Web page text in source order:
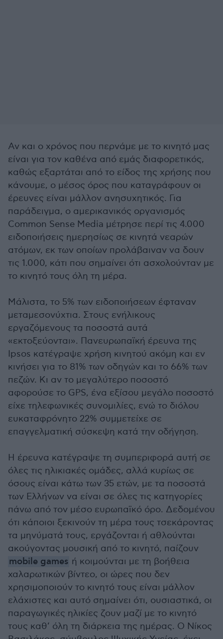
Αν και ο χρόνος που περνάμε με το κινητό μας
είναι για τον καθένα από εμάς διαφορετικός,
καθώς εξαρτάται από το είδος της χρήσης που
κάνουμε, ο μέσος όρος που καταγράφουν οι
έρευνες είναι μάλλον ανησυχητικός. Για
παράδειγμα, ο αμερικανικός οργανισμός
Common Sense Media μέτρησε περί τις 4.000
ειδοποιήσεις ημερησίως σε κινητά νεαρών
ατόμων, εκ των οποίων προλάβαιναν να δουν
τις 1.000, κάτι που σημαίνει ότι ασχολούνταν με
το κινητό τους όλη τη μέρα.
Μάλιστα, το 5% των ειδοποιήσεων έφταναν
μεταμεσονύχτια. Στους ενήλικους
εργαζόμενους τα ποσοστά αυτά
«εκτοξεύονται». Πανευρωπαϊκή έρευνα της
Ipsos κατέγραψε χρήση κινητού ακόμη και εν
κινήσει για το 81% των οδηγών και το 66% των
πεζών. Κι αν το μεγαλύτερο ποσοστό
αφορούσε το GPS, ένα εξίσου μεγάλο ποσοστό
είχε τηλεφωνικές συνομιλίες, ενώ το διόλου
ευκαταφρόνητο 22% συμμετείχε σε
επαγγελματική σύσκεψη κατά την οδήγηση.
Η έρευνα κατέγραψε τη συμπεριφορά αυτή σε
όλες τις ηλικιακές ομάδες, αλλά κυρίως σε
όσους είναι κάτω των 35 ετών, με τα ποσοστά
των Ελλήνων να είναι σε όλες τις κατηγορίες
πάνω από τον μέσο ευρωπαϊκό όρο. Δεδομένου
ότι κάποιοι ξεκινούν τη μέρα τους τσεκάροντας
τα μηνύματά τους, εργάζονται ή αθλούνται
ακούγοντας μουσική από το κινητό, παίζουν
mobile games ή κοιμούνται με τη βοήθεια
χαλαρωτικών βίντεο, οι ώρες που δεν
χρησιμοποιούν το κινητό τους είναι μάλλον
ελάχιστες και αυτό σημαίνει ότι, ουσιαστικά, οι
παραγωγικές ηλικίες ζουν μαζί με το κινητό
τους καθ’ όλη τη διάρκεια της ημέρας. Ο Νίκος